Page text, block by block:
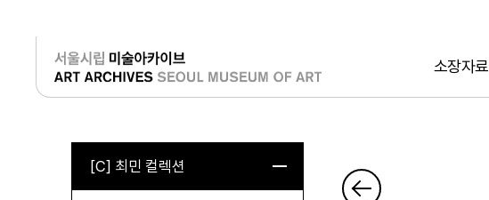
소장자료
로그인
[C] 최민 컬렉션